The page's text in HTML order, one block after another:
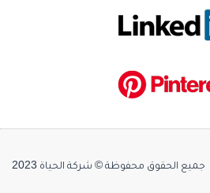
جميع الحقوق محفوظة © شركة الحياة 2023